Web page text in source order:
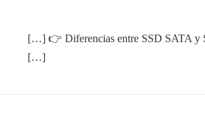
[…] 👉 Diferencias entre SSD SATA y
[…]